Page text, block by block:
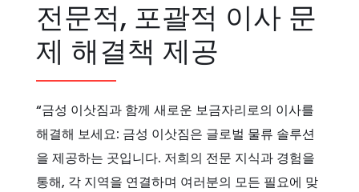
전문적, 포괄적 이사 문
제 해결책 제공
“금성 이삿짐과 함께 새로운 보금자리로의 이사를
해결해 보세요: 금성 이삿짐은 글로벌 물류 솔루션
을 제공하는 곳입니다. 저희의 전문 지식과 경험을
통해, 각 지역을 연결하며 여러분의 모든 필요에 맞